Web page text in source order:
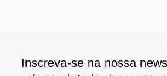
Inscreva-se na nossa